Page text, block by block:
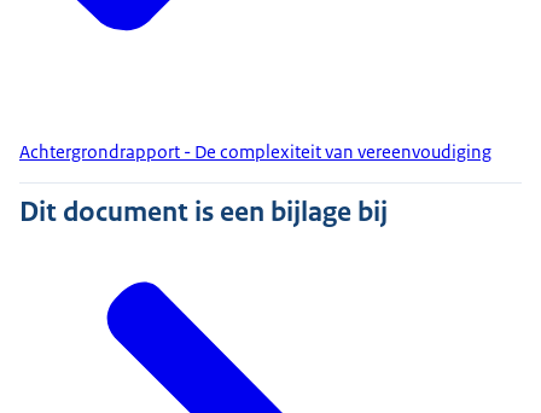
Achtergrondrapport - De complexiteit van vereenvoudiging
Dit document is een bijlage bij